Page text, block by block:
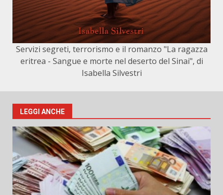
Servizi segreti, terrorismo e il romanzo "La ragazza
eritrea - Sangue e morte nel deserto del Sinai", di
Isabella Silvestri
LEGGI ANCHE